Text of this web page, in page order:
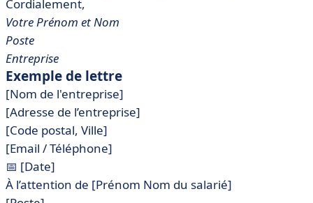
Cordialement,
Votre Prénom et Nom
Poste
Entreprise
Exemple de lettre
[Nom de l'entreprise]
[Adresse de l’entreprise]
[Code postal, Ville]
[Email / Téléphone]
📅 [Date]
À l’attention de [Prénom Nom du salarié]